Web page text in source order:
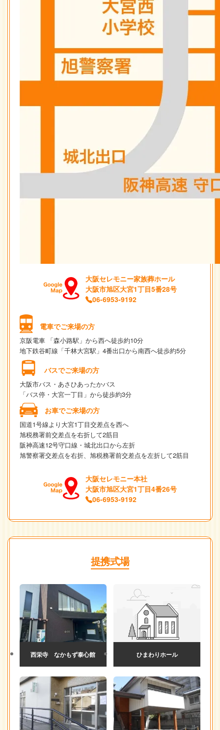
大阪セレモニー家族葬ホール
大阪市旭区大宮1丁目5番28号
06-6953-9192
電車でご来場の方
京阪電車 「森小路駅」から西へ徒歩約10分
地下鉄谷町線「千林大宮駅」4番出口から南西へ徒歩約5分
バスでご来場の方
大阪市バス・あさひあったかバス
「バス停・大宮一丁目」から徒歩約3分
お車でご来場の方
国道1号線より大宮1丁目交差点を西へ
旭税務署前交差点を右折して2筋目
阪神高速12号守口線・城北出口から左折
旭警察署交差点を右折、旭税務署前交差点を左折して2筋目
大阪セレモニー本社
大阪市旭区大宮1丁目4番26号
06-6953-9192
提携式場
西栄寺 なかもず泰心館 ひまわりホール